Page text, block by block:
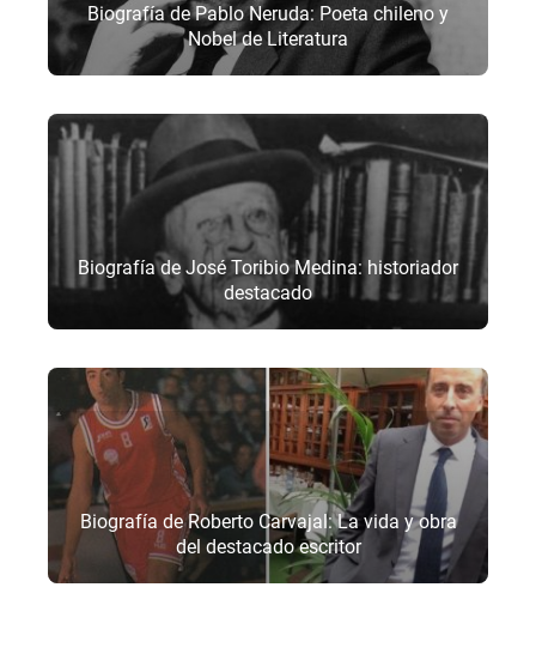
Biografía de Pablo Neruda: Poeta chileno y
Nobel de Literatura
Biografía de José Toribio Medina: historiador
destacado
Biografía de Roberto Carvajal: La vida y obra
del destacado escritor